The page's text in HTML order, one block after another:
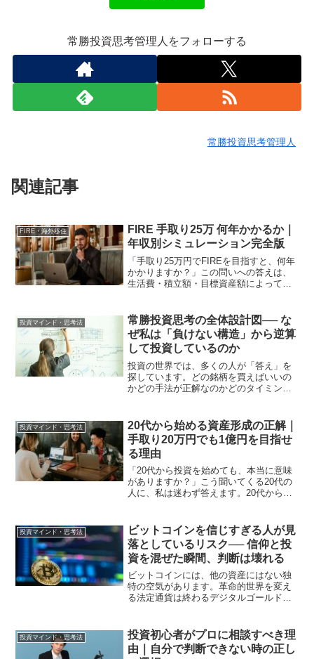
常勝投資思考管理人をフォローする
常勝投資思考管理人
関連記事
FIRE・海外移住
FIRE 手取り25万 何年かかるか｜
年収別シミュレーション完全版
「手取り25万円でFIREを目指すと、何年
かかりますか？」この問いへの答えは、
生活費・積立額・目標資産額によって大
目標かどうかが分かります。私は手取り
15万円前後か...
投資マインド・思考法
常勝投資思考の全体設計図── な
ぜ私は「負けない構造」から逆算
して投資しているのか
投資の世界では、多くの人が「答え」を
探しています。どの銘柄を買えばいいの
かどの手法が正解なのかどのタイミング
立てていません。彼らが考えているの
は、「どうすれば負けない状...
投資マインド・思考法
20代から始める資産形成の正解｜
手取り20万円でも1億円を目指せ
る理由
「20代から投資を始めても、本当に意味
がありますか？」こう聞いてくる20代の
人に、私は迷わず答えます。20代から始
後から資産形成を始め、金融資産1億円を
超え、FIRE...
投資マインド・思考法
ビットコインを信じすぎる人が見
落としているリスク── 信仰と投
資を混ぜた瞬間、判断は壊れる
ビットコインには、他の資産にはない独
特の空気があります。革命的世界を変え
る法定通貨は終わるデジタルゴールドこ
穴があります。「信じる」ことと「投資
する」ことは、まったく別...
投資マインド・思考法
投資初心者がプロに相談すべき理
由｜自分で判断できない時の正し